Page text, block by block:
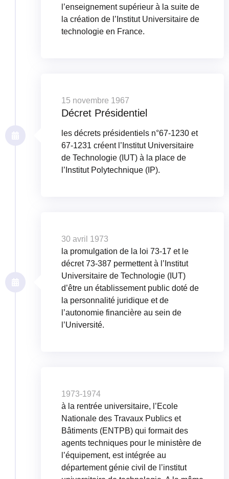
l’enseignement supérieur à la suite de
la création de l’Institut Universitaire de
technologie en France.
15 novembre 1967
Décret Présidentiel
les décrets présidentiels n°67-1230 et
67-1231 créent l’Institut Universitaire
de Technologie (IUT) à la place de
l’Institut Polytechnique (IP).
30 avril 1973
la promulgation de la loi 73-17 et le
décret 73-387 permettent à l’Institut
Universitaire de Technologie (IUT)
d’être un établissement public doté de
la personnalité juridique et de
l’autonomie financière au sein de
l’Université.
1973-1974
à la rentrée universitaire, l’Ecole
Nationale des Travaux Publics et
Bâtiments (ENTPB) qui formait des
agents techniques pour le ministère de
l’équipement, est intégrée au
département génie civil de l’institut